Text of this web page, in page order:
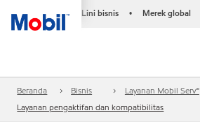
Lini bisnis • Merek global
Beranda Bisnis
Layanan Mobil Serv℠
Layanan pengaktifan dan kompatibilitas